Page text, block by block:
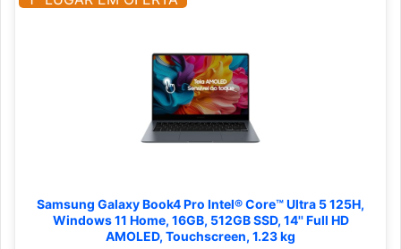
Samsung Galaxy Book4 Pro Intel® Core™ Ultra 5 125H,
Windows 11 Home, 16GB, 512GB SSD, 14'' Full HD
AMOLED, Touchscreen, 1.23 kg